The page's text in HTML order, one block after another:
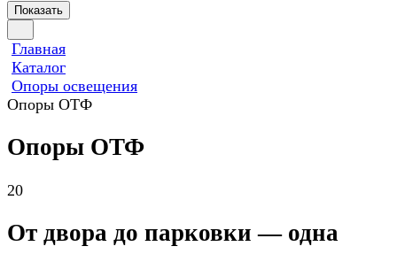
Показать
Главная
Каталог
Опоры освещения
Опоры ОТФ
Опоры ОТФ
20
От двора до парковки — одна